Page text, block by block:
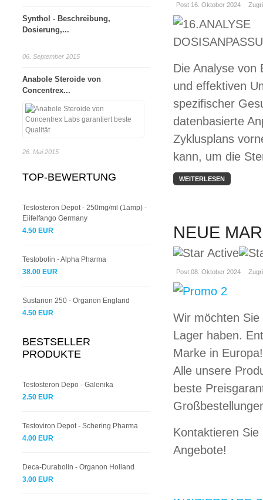
Post 16. Oktober 2024
Die Analyse von
und effektiven
spezifischer
datenbasierte
Zyklusplans
kann, um die
WEITERLESEN
NEUE
Post 08. Oktober 2024
Wir möchten
Lager haben.
Marke in Europa!
Alle unsere
beste
Kontaktieren
Angebote!
Synthol - Beschreibung,
Dosierung,...
06. September 2015
Anabole Steroide von
Concentrex...
26. Mai 2015
TOP-BEWERTUNG
Testosteron Depot - 250mg/ml (1amp) -
Eiifelfango Germany
4.50 EUR
Testobolin - Alpha Pharma
38.00 EUR
Sustanon 250 - Organon England
4.50 EUR
BESTSELLER
PRODUKTE
Testosteron Depo - Galenika
2.50 EUR
Testoviron Depot - Schering Pharma
4.00 EUR
Deca-Durabolin - Organon Holland
3.00 EUR